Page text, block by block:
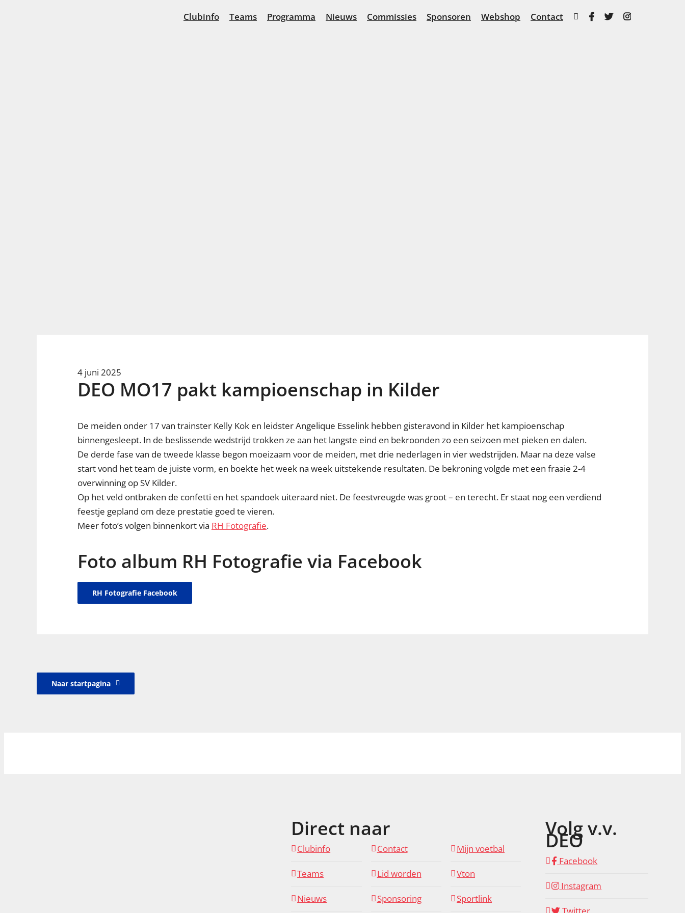
Clubinfo Teams Programma Nieuws Commissies Sponsoren Webshop Contact
4 juni 2025
DEO MO17 pakt kampioenschap in Kilder
De meiden onder 17 van trainster Kelly Kok en leidster Angelique Esselink hebben gisteravond in Kilder het kampioenschap
binnengesleept. In de beslissende wedstrijd trokken ze aan het langste eind en bekroonden zo een seizoen met pieken en dalen.
De derde fase van de tweede klasse begon moeizaam voor de meiden, met drie nederlagen in vier wedstrijden. Maar na deze valse
start vond het team de juiste vorm, en boekte het week na week uitstekende resultaten. De bekroning volgde met een fraaie 2-4
overwinning op SV Kilder.
Op het veld ontbraken de confetti en het spandoek uiteraard niet. De feestvreugde was groot – en terecht. Er staat nog een verdiend
feestje gepland om deze prestatie goed te vieren.
Meer foto’s volgen binnenkort via RH Fotografie.
Foto album RH Fotografie via Facebook
RH Fotografie Facebook
Naar startpagina
Direct naar
Clubinfo
Teams
Nieuws
Contact
Lid worden
Sponsoring
Mijn voetbal
Vton
Sportlink
Volg v.v.
DEO
Facebook
Instagram